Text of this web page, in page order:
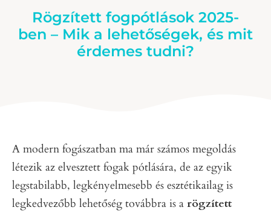
Rögzített fogpótlások 2025-
ben – Mik a lehetőségek, és mit
érdemes tudni?
A modern fogászatban ma már számos megoldás
létezik az elvesztett fogak pótlására, de az egyik
legstabilabb, legkényelmesebb és esztétikailag is
legkedvezőbb lehetőség továbbra is a rögzített